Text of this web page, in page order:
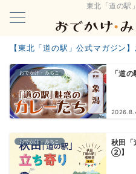
東北「道の駅
【東北「道の駅」公式マガジン
おでかけ・みちこ 「道
おでかけ・みちこ
秋田「
②】